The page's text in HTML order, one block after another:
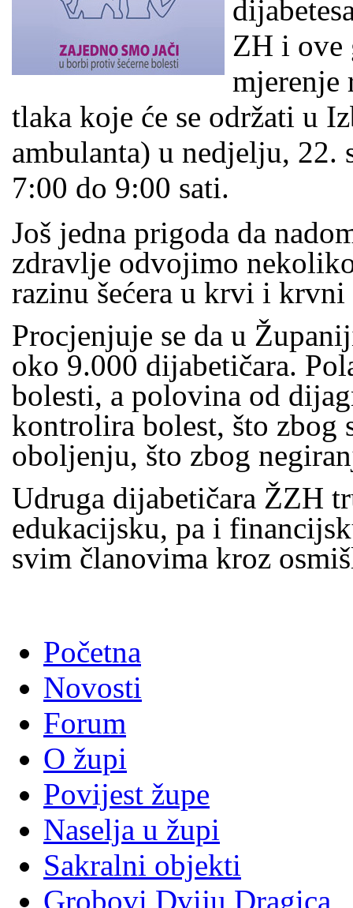
ZH i ove
mjerenje
tlaka koje će se održati u
ambulanta) u nedjelju, 22.
7:00 do 9:00 sati.
Još jedna prigoda da
zdravlje odvojimo
razinu šećera u krvi i
Procjenjuje se da u
oko 9.000 dijabetičara.
bolesti, a polovina od
kontrolira bolest, što zbog
oboljenju, što zbog
Udruga dijabetičara ŽZH
edukacijsku, pa i
svim članovima kroz
Početna
Novosti
Forum
O župi
Povijest župe
Naselja u župi
Sakralni objekti
Grobovi Dviju Dragica